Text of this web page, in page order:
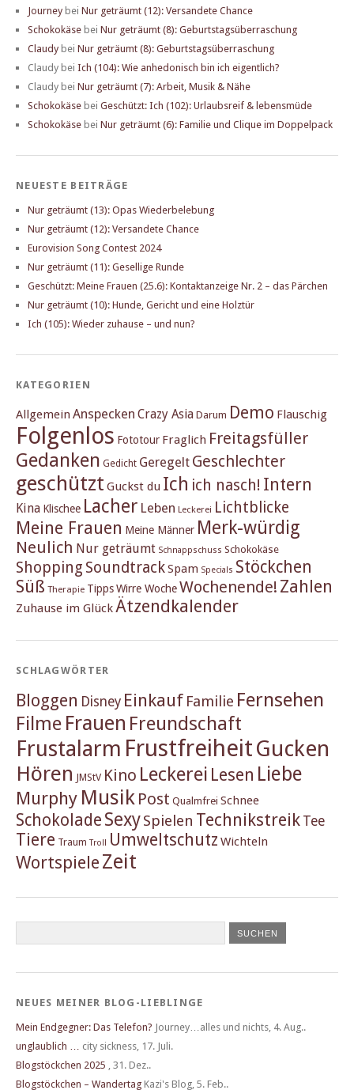
Journey bei Nur geträumt (12): Versandete Chance
Schokokäse bei Nur geträumt (8): Geburtstagsüberraschung
Claudy bei Nur geträumt (8): Geburtstagsüberraschung
Claudy bei Ich (104): Wie anhedonisch bin ich eigentlich?
Claudy bei Nur geträumt (7): Arbeit, Musik & Nähe
Schokokäse bei Geschützt: Ich (102): Urlaubsreif & lebensmüde
Schokokäse bei Nur geträumt (6): Familie und Clique im Doppelpack
NEUESTE BEITRÄGE
Nur geträumt (13): Opas Wiederbelebung
Nur geträumt (12): Versandete Chance
Eurovision Song Contest 2024
Nur geträumt (11): Gesellige Runde
Geschützt: Meine Frauen (25.6): Kontaktanzeige Nr. 2 – das Pärchen
Nur geträumt (10): Hunde, Gericht und eine Holztür
Ich (105): Wieder zuhause – und nun?
KATEGORIEN
Allgemein Anspecken Crazy Asia Darum Demo Flauschig
Folgenlos Fototour Fraglich Freitagsfüller
Gedanken Gedicht Geregelt Geschlechter
geschützt Guckst du Ich ich nasch! Intern
Kina Klischee Lacher Leben Leckerei Lichtblicke
Meine Frauen Meine Männer Merk-würdig
Neulich Nur geträumt Schnappschuss Schokokäse
Shopping SoundtrackSpam Specials Stöckchen
Süß Therapie TippsWirre WocheWochenende! Zahlen
Zuhause im Glück Ätzendkalender
SCHLAGWÖRTER
Bloggen Disney Einkauf Familie Fernsehen
Filme Frauen Freundschaft
Frustalarm FrustfreiheitGucken
Hören JMStV Kino Leckerei Lesen Liebe
Murphy Musik Post Qualmfrei Schnee
Schokolade SexySpielen Technikstreik Tee
Tiere Traum Troll Umweltschutz Wichteln
Wortspiele Zeit
NEUES MEINER BLOG-LIEBLINGE
Mein Endgegner: Das Telefon? Journey…alles und nichts 4. Aug..
unglaublich …
city sickness 17. Juli.
Blogstöckchen 2025
31. Dez..
Blogstöckchen – Wandertag Kazi's Blog 5. Feb..